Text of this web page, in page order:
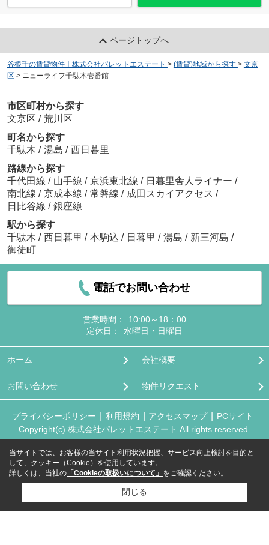
ページトップへ
谷根千の賃貸物件｜株式会社パレットエステート > (賃貸)地域から探す > 文京
区 > ニューライフ千駄木壱番館
市区町村から探す
文京区 / 荒川区
町名から探す
千駄木 / 湯島 / 西日暮里
路線から探す
千代田線 / 山手線 / 京浜東北線 / 日暮里舎人ライナー /
南北線 / 京成本線 / 常磐線 / 成田スカイアクセス /
日比谷線 / 銀座線
駅から探す
千駄木 / 西日暮里 / 本駒込 / 日暮里 / 湯島 / 新三河島 /
御徒町
電話でお問い合わせ
営業時間：
10:00～18：00
定休日：
水曜日・日曜日
ホーム 会社概要
お問い合わせ 物件リクエスト
プライバシーポリシー 利用規約 アクセスマップ
PCサイト
Copyright(c) 株式会社パレットエステート All rights reserved.
当サイトでは、お客様の当サイト利用状況把握、サービス向上検討を目的と
して、クッキー（Cookie）を使用しています。
詳しくは、当社の 「Cookieの取扱いについて」 をご確認ください。
閉じる